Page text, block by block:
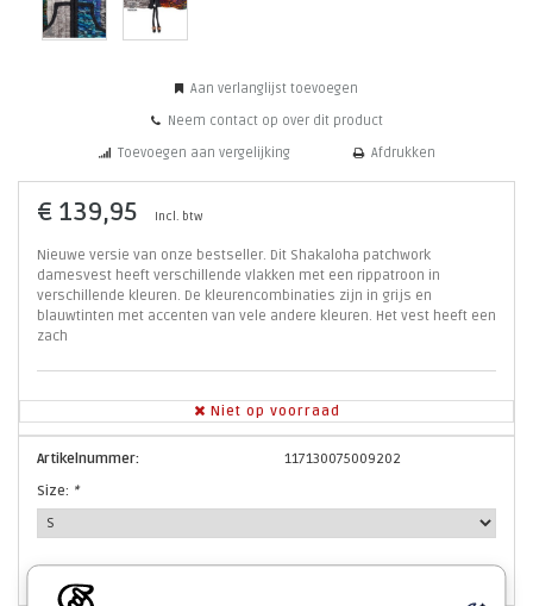
Aan verlanglijst toevoegen
Neem contact op over dit product
Toevoegen aan vergelijking Afdrukken
€ 139,95 Incl. btw
Nieuwe versie van onze bestseller. Dit Shakaloha patchwork
damesvest heeft verschillende vlakken met een rippatroon in
verschillende kleuren. De kleurencombinaties zijn in grijs en
blauwtinten met accenten van vele andere kleuren. Het vest heeft een
zach
Niet op voorraad
Artikelnummer:
117130075009202
Size: *